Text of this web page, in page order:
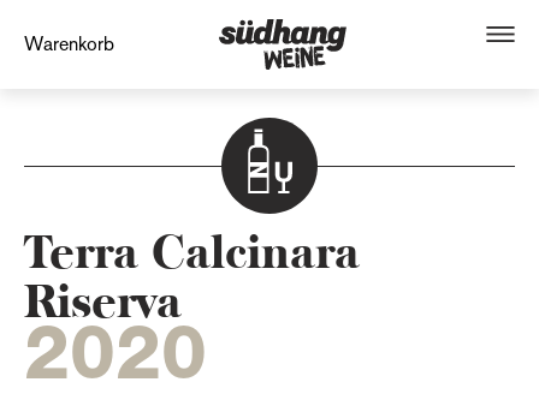
Warenkorb
Terra Calcinara
Riserva
2020